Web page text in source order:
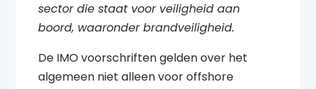
sector die staat voor veiligheid aan
boord, waaronder brandveiligheid.
De IMO voorschriften gelden over het
algemeen niet alleen voor offshore